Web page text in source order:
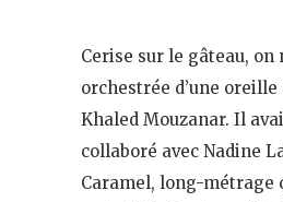
Cerise sur le gâteau, on
orchestrée d’une
Khaled Mouzanar. Il
collaboré avec Nadine
Caramel, long-métrage